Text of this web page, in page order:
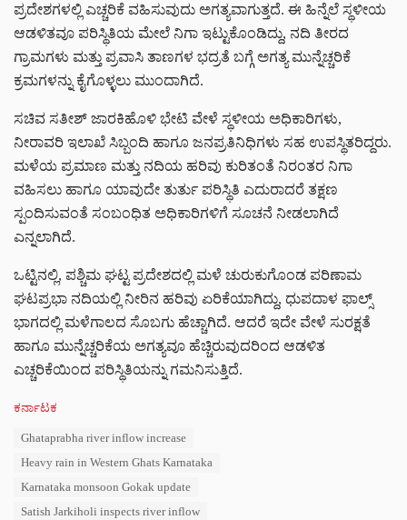
ಪ್ರದೇಶಗಳಲ್ಲಿ ಎಚ್ಚರಿಕೆ ವಹಿಸುವುದು ಅಗತ್ಯವಾಗುತ್ತದೆ. ಈ ಹಿನ್ನೆಲೆ ಸ್ಥಳೀಯ
ಆಡಳಿತವೂ ಪರಿಸ್ಥಿತಿಯ ಮೇಲೆ ನಿಗಾ ಇಟ್ಟುಕೊಂಡಿದ್ದು, ನದಿ ತೀರದ
ಗ್ರಾಮಗಳು ಮತ್ತು ಪ್ರವಾಸಿ ತಾಣಗಳ ಭದ್ರತೆ ಬಗ್ಗೆ ಅಗತ್ಯ ಮುನ್ನೆಚ್ಚರಿಕೆ
ಕ್ರಮಗಳನ್ನು ಕೈಗೊಳ್ಳಲು ಮುಂದಾಗಿದೆ.
ಸಚಿವ ಸತೀಶ್ ಜಾರಕಿಹೊಳಿ ಭೇಟಿ ವೇಳೆ ಸ್ಥಳೀಯ ಅಧಿಕಾರಿಗಳು,
ನೀರಾವರಿ ಇಲಾಖೆ ಸಿಬ್ಬಂದಿ ಹಾಗೂ ಜನಪ್ರತಿನಿಧಿಗಳು ಸಹ ಉಪಸ್ಥಿತರಿದ್ದರು.
ಮಳೆಯ ಪ್ರಮಾಣ ಮತ್ತು ನದಿಯ ಹರಿವು ಕುರಿತಂತೆ ನಿರಂತರ ನಿಗಾ
ವಹಿಸಲು ಹಾಗೂ ಯಾವುದೇ ತುರ್ತು ಪರಿಸ್ಥಿತಿ ಎದುರಾದರೆ ತಕ್ಷಣ
ಸ್ಪಂದಿಸುವಂತೆ ಸಂಬಂಧಿತ ಅಧಿಕಾರಿಗಳಿಗೆ ಸೂಚನೆ ನೀಡಲಾಗಿದೆ
ಎನ್ನಲಾಗಿದೆ.
ಒಟ್ಟಿನಲ್ಲಿ, ಪಶ್ಚಿಮ ಘಟ್ಟ ಪ್ರದೇಶದಲ್ಲಿ ಮಳೆ ಚುರುಕುಗೊಂಡ ಪರಿಣಾಮ
ಘಟಪ್ರಭಾ ನದಿಯಲ್ಲಿ ನೀರಿನ ಹರಿವು ಏರಿಕೆಯಾಗಿದ್ದು, ಧುಪದಾಳ ಫಾಲ್ಸ್‌
ಭಾಗದಲ್ಲಿ ಮಳೆಗಾಲದ ಸೊಬಗು ಹೆಚ್ಚಾಗಿದೆ. ಆದರೆ ಇದೇ ವೇಳೆ ಸುರಕ್ಷತೆ
ಹಾಗೂ ಮುನ್ನೆಚ್ಚರಿಕೆಯ ಅಗತ್ಯವೂ ಹೆಚ್ಚಿರುವುದರಿಂದ ಆಡಳಿತ
ಎಚ್ಚರಿಕೆಯಿಂದ ಪರಿಸ್ಥಿತಿಯನ್ನು ಗಮನಿಸುತ್ತಿದೆ.
C
ಕರ್ನಾಟಕ
Ghataprabha river inflow increase
Heavy rain in Western Ghats Karnataka
Karnataka monsoon Gokak update
Satish Jarkiholi inspects river inflow